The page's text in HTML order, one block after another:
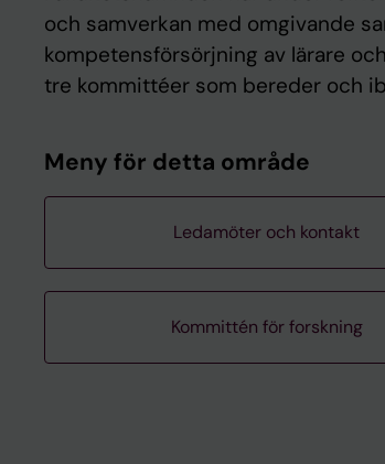
och samverkan med omgivande
kompetensförsörjning av lärare
tre kommittéer som bereder och
Meny för detta område
Ledamöter och kontakt
Kommittén för forskning